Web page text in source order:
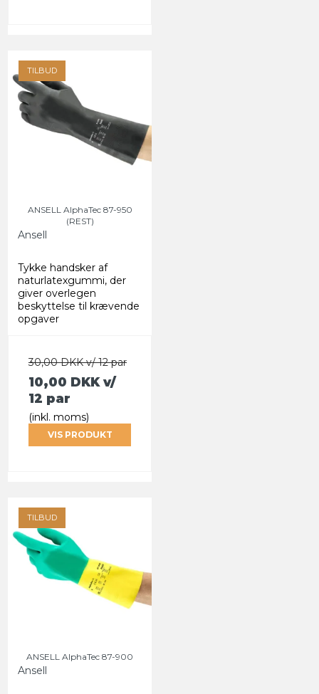
TILBUD
ANSELL AlphaTec 87-950
(REST)
Ansell
Tykke handsker af
naturlatexgummi, der
giver overlegen
beskyttelse til krævende
opgaver
30,00 DKK v/ 12 par
10,00 DKKv/
12 par
(inkl. moms)
VIS PRODUKT
TILBUD
ANSELL AlphaTec 87-900
Ansell